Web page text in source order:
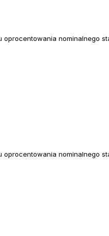
oprocentowania nominalnego
oprocentowania nominalnego